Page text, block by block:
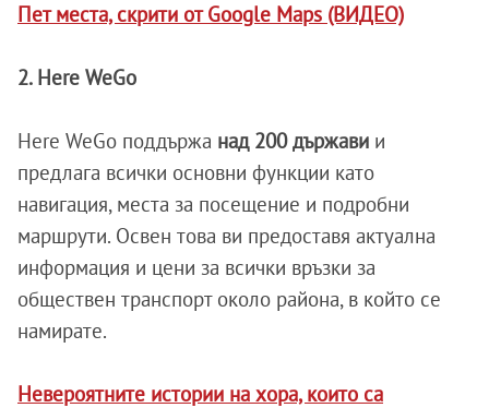
Пет места, скрити от Google Maps (ВИДЕО)
2. Here WeGo
Here WeGo поддържа над 200 държави и
предлага всички основни функции като
навигация, места за посещение и подробни
маршрути. Освен това ви предоставя актуална
информация и цени за всички връзки за
обществен транспорт около района, в който се
намирате.
Невероятните истории на хора, които са